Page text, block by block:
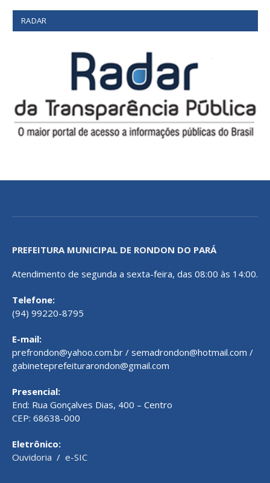
RADAR
PREFEITURA MUNICIPAL DE RONDON DO PARÁ
Atendimento de segunda a sexta-feira, das 08:00 às 14:00.
Telefone:
(94) 99220-8795
E-mail:
prefrondon@yahoo.com.br / semadrondon@hotmail.com /
gabineteprefeiturarondon@gmail.com
Presencial:
End: Rua Gonçalves Dias, 400 – Centro
CEP: 68638-000
Eletrônico:
Ouvidoria / e-SIC